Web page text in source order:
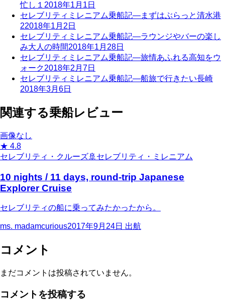
忙し１ 2018年1月1日
セレブリティミレニアム乗船記—まずはぶらっと清水港
22018年1月2日
セレブリティミレニアム乗船記—ラウンジやバーの楽し
み大人の時間2018年1月28日
セレブリティミレニアム乗船記—旅情あふれる高知をウ
ォーク2018年2月7日
セレブリティミレニアム乗船記—船旅で行きたい長崎
2018年3月6日
関連する乗船レビュー
画像なし
★ 4.8
セレブリティ・クルーズ🚢 セレブリティ・ミレニアム
10 nights / 11 days, round-trip Japanese
Explorer Cruise
セレブリティの船に乗ってみたかったから。
ms. madamcurious2017年9月24日 出航
コメント
まだコメントは投稿されていません。
コメントを投稿する